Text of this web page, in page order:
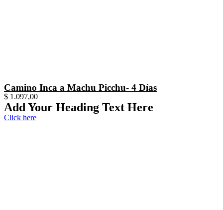
Camino Inca a Machu Picchu- 4 Días
$ 1.097,00
Add Your Heading Text Here
Click here